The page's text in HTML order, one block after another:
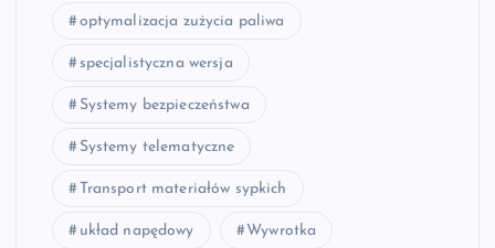
optymalizacja zużycia paliwa
specjalistyczna wersja
Systemy bezpieczeństwa
Systemy telematyczne
Transport materiałów sypkich
układ napędowy Wywrotka